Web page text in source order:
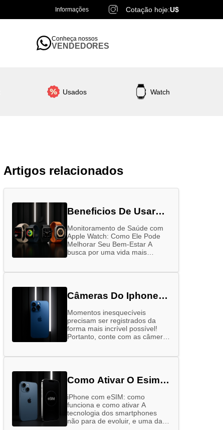
Informações Cotação hoje:U$
Conheça nossos
VENDEDORES
Usados Watch
Artigos relacionados
Beneficios De Usar
Monitoramento de Saúde com
Apple Watch: Como Ele Pode
Melhorar Seu Bem-Estar A
busca por uma vida mais
Câmeras Do Iphone
Diferença
Momentos inesquecíveis
precisam ser registrados da
forma mais incrível possível!
Portanto, conte com as câmeras
Como Ativar O Esim
iPhone com eSIM: como
funciona e como ativar A
tecnologia dos smartphones
não para de evoluir, e uma das